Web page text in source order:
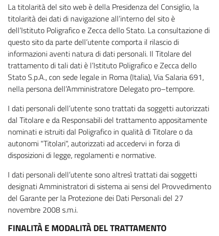
La titolarità del sito web è della Presidenza del Consiglio, la
titolarità dei dati di navigazione all’interno del sito è
dell’Istituto Poligrafico e Zecca dello Stato. La consultazione di
questo sito da parte dell’utente comporta il rilascio di
informazioni aventi natura di dati personali. Il Titolare del
trattamento di tali dati è l’Istituto Poligrafico e Zecca dello
Stato S.p.A., con sede legale in Roma (Italia), Via Salaria 691,
nella persona dell’Amministratore Delegato pro–tempore.
I dati personali dell’utente sono trattati da soggetti autorizzati
dal Titolare e da Responsabili del trattamento appositamente
nominati e istruiti dal Poligrafico in qualità di Titolare o da
autonomi "Titolari", autorizzati ad accedervi in forza di
disposizioni di legge, regolamenti e normative.
I dati personali dell’utente sono altresì trattati dai soggetti
designati Amministratori di sistema ai sensi del Provvedimento
del Garante per la Protezione dei Dati Personali del 27
novembre 2008 s.m.i.
FINALITÀ E MODALITÀ DEL TRATTAMENTO